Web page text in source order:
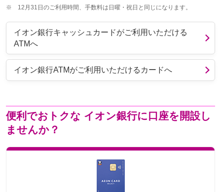
※ 12月31日のご利用時間、手数料は日曜・祝日と同じになります。
イオン銀行キャッシュカードがご利用いただける
ATMへ
イオン銀行ATMがご利用いただけるカードへ
便利でおトクな イオン銀行に口座を開設し
ませんか？